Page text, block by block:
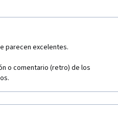
parecen excelentes.
o comentario (retro) de los